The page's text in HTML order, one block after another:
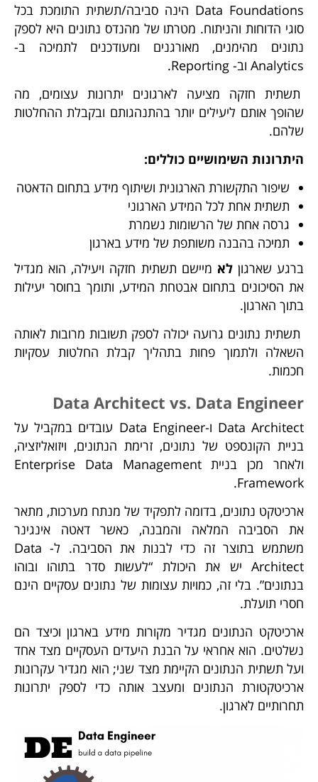
Data Foundations הינה סביבה/תשתית התומכת בכל
סוגי הדוחות והניתוח. מטרתו של מהנדס נתונים היא לספק
נתונים מהימנים, מאורגנים ומעודכנים לתמיכה ב-
Analytics וב- Reporting.
תשתית חזקה מציעה לארגונים יתרונות עצומים, מה
שהופך אותם ליעילים יותר בהתנהגותם ובקבלת ההחלטות
שלהם.
היתרונות השימושיים כוללים:
שיפור התקשורת הארגונית ושיתוף מידע בתחום הדאטה
תשתית אחת לכל המידע הארגוני
גרסה אחת של הרשומות נשמרת
תמיכה בהבנה משותפת של מידע בארגון
ברגע שארגוןלא מיישם תשתית חזקה ויעילה, הוא מגדיל
את הסיכונים בתחום אבטחת המידע, ותומך בחוסר יעילות
בתוך הארגון.
תשתית נתונים גרועה יכולה לספק תשובות מרובות לאותה
השאלה ולתמוך פחות בתהליך קבלת החלטות עסקיות
חכמות.
Data Architect vs. Data Engineer
Data Architect ו-Data Engineer עובדים במקביל על
בניית הקונספט של נתונים, זרימת הנתונים, ויזואליזציה,
ולאחר מכן בניית Enterprise Data Management
Framework.
ארכיטקט נתונים, בדומה לתפקיד של מנתח מערכות, מתאר
את הסביבה המלאה והמבנה, כאשר דאטה אינגינר
משתמש בתוצר זה כדי לבנות את הסביבה. ל- Data
Architect יש את היכולת “לעשות סדר בתוהו ובוהו
בנתונים”. בלי זה, כמויות עצומות של נתונים עסקיים הינם
חסרי תועלת.
ארכיטקט הנתונים מגדיר מקורות מידע בארגון וכיצד הם
נשלטים. הוא אחראי על הבנת היעדים העסקיים מצד אחד
ועל תשתית הנתונים הקיימת מצד שני; הוא מגדיר עקרונות
ארכיטקטורת הנתונים ומעצב אותה כדי לספק יתרונות
תחרותיים לארגון.